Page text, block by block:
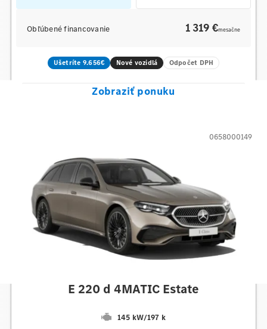
Obľúbené financovanie 1 319 €mesačne
Ušetríte 9.656€ Nové vozidlá Odpočet DPH
Zobraziť ponuku
E 220 d 4MATIC Estate
145 kW/197 k
0658000149